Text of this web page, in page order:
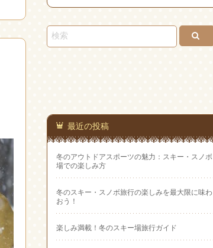
Feedlyお問
い合
わせ
最近の投稿
冬のアウトドアスポーツの魅力：スキー・スノボ
場での楽しみ方
冬のスキー・スノボ旅行の楽しみを最大限に味わ
おう！
楽しみ満載！冬のスキー場旅行ガイド